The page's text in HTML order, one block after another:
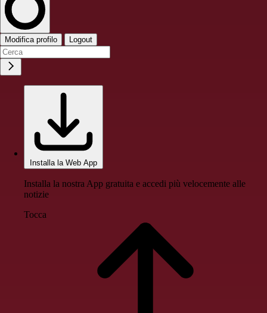
Modifica profilo Logout
Installa la Web App
Installa la nostra App gratuita e accedi più velocemente alle
notizie
Tocca